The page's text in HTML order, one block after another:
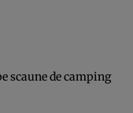
scaune de camping